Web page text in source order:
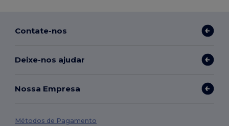
Contate-nos
Deixe-nos ajudar
Nossa Empresa
Métodos de Pagamento